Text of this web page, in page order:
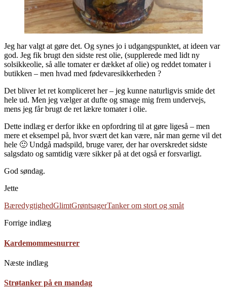
Jeg har valgt at gøre det. Og synes jo i udgangspunktet, at ideen var
god. Jeg fik brugt den sidste rest olie, (supplerede med lidt ny
solsikkeolie, så alle tomater er dækket af olie) og reddet tomater i
butikken – men hvad med fødevaresikkerheden ?
Det bliver let ret kompliceret her – jeg kunne naturligvis smide det
hele ud. Men jeg vælger at dufte og smage mig frem undervejs,
mens jeg får brugt de ret lækre tomater i olie.
Dette indlæg er derfor ikke en opfordring til at gøre ligeså – men
mere et eksempel på, hvor svært det kan være, når man gerne vil det
hele 🙂 Undgå madspild, bruge varer, der har overskredet sidste
salgsdato og samtidig være sikker på at det også er forsvarligt.
God søndag.
Jette
BæredygtighedGlimtGrøntsagerTanker om stort og småt
Forrige indlæg
Kardemommesnurrer
Næste indlæg
Strøtanker på en mandag